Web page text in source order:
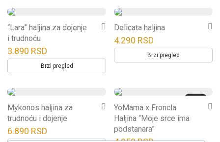
proizvod
ima
Opcije
se
mogu
izabrati
“Lara” haljina za dojenje
i trudnoću
3.890 RSD
Brzi pregled
proizvod
ima
više
Opcije
se
mogu
izabrati
Delicata haljina
4.290 RSD
Brzi pregled
proizvod
ima
Mykonos haljina za
trudnoću i dojenje
6.890 RSD
proizvod
ima
YoMama x Froncla
Haljina “Moje srce ima
podstanara”